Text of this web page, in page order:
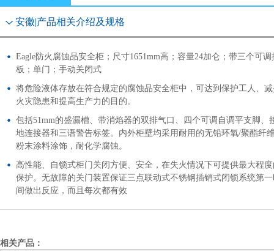
安徽|产品相关介绍及规格
Eagle防火腐蚀品安全柜；尺寸1651mm高；容量24加仑；带三个可调
板；单门；手动关闭式
将危险液体存放在符合规定的腐蚀品安全柜中，可达到保护工人、
火灾隐患和提高生产力的目的。
包括51mm的盛漏槽、带消焰器的双排气口、四个可调自调平支脚、
地连接器和三语警告标签。内外柜壁均采用耐用的无铅环氧/聚酯纤
粉末涂料涂饰，耐化学腐蚀。
高性能、自锁式柜门关闭方便、安全，在失火情况下可提供最大程
保护。无故障的关门装置保证三点联动式不锈钢插销式闭锁系统第
间做出反应，而且每次都有效
相关产品：